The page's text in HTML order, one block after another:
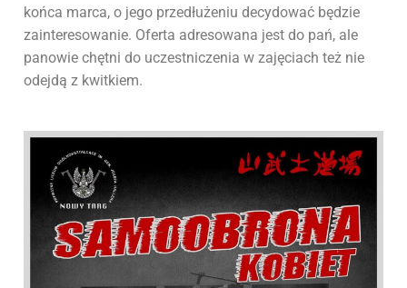
końca marca, o jego przedłużeniu decydować będzie
zainteresowanie. Oferta adresowana jest do pań, ale
panowie chętni do uczestniczenia w zajęciach też nie
odejdą z kwitkiem.